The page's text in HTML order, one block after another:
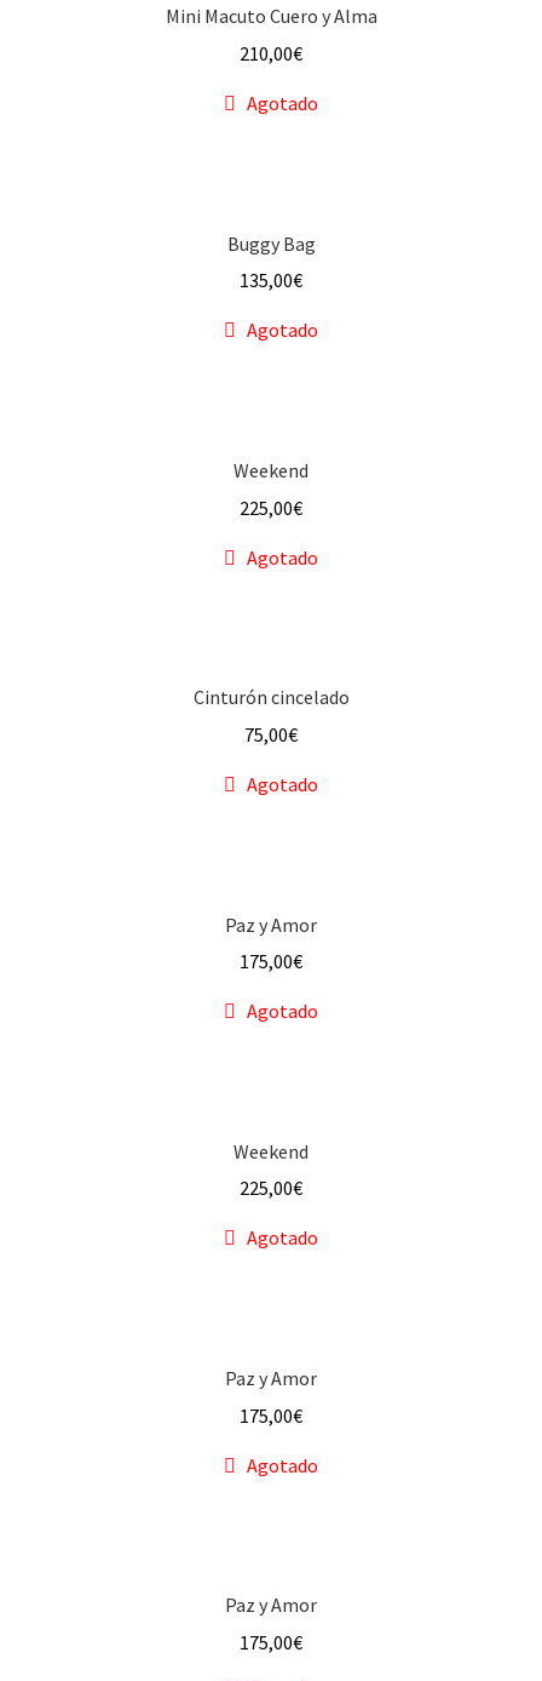
Mini Macuto Cuero y Alma
210,00€
Agotado
Buggy Bag
135,00€
Agotado
Weekend
225,00€
Agotado
Cinturón cincelado
75,00€
Agotado
Paz y Amor
175,00€
Agotado
Weekend
225,00€
Agotado
Paz y Amor
175,00€
Agotado
Paz y Amor
175,00€